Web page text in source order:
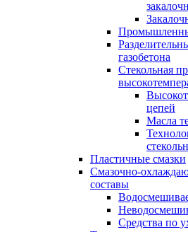
газобетона
Стекольная
цепей
Масла
Пластичные смазки
Смазочно-
составы
Средства по